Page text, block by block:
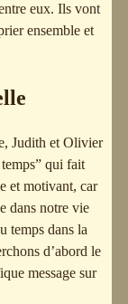
eux. Ils vont
ensemble et
Judith et Olivier
qui fait
et motivant, car
dans notre vie
temps dans la
d’abord le
message sur